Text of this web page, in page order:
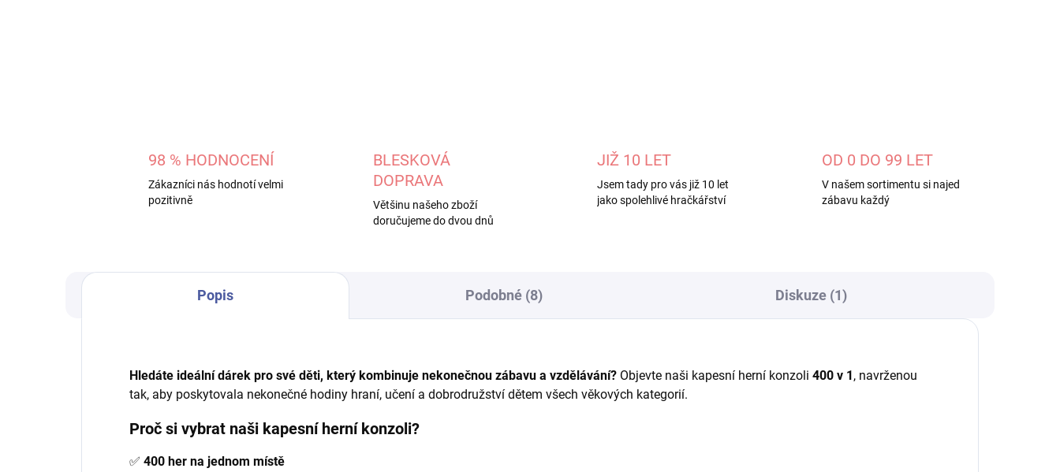
98 % HODNOCENÍ
Zákazníci nás hodnotí velmi
pozitivně
BLESKOVÁ
DOPRAVA
Většinu našeho zboží
doručujeme do dvou dnů
JIŽ 10 LET
Jsem tady pro vás již 10 let
jako spolehlivé hračkářství
OD 0 DO 99 LET
V našem sortimentu si najed
zábavu každý
Popis Podobné (8) Diskuze (1)
Hledáte ideální dárek pro své děti, který kombinuje nekonečnou zábavu a vzdělávání? Objevte naši kapesní herní konzoli 400 v 1, navrženou
tak, aby poskytovala nekonečné hodiny hraní, učení a dobrodružství dětem všech věkových kategorií.
Proč si vybrat naši kapesní herní konzoli?
✅ 400 her na jednom místě